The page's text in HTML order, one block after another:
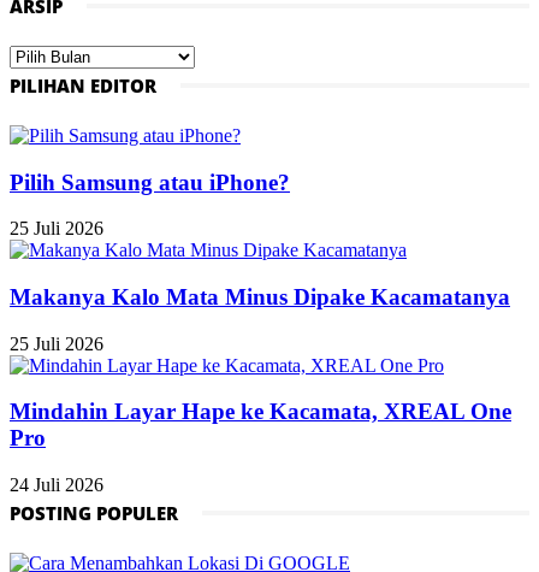
ARSIP
Arsip
PILIHAN EDITOR
Pilih Samsung atau iPhone?
25 Juli 2026
Makanya Kalo Mata Minus Dipake Kacamatanya
25 Juli 2026
Mindahin Layar Hape ke Kacamata, XREAL One
Pro
24 Juli 2026
POSTING POPULER